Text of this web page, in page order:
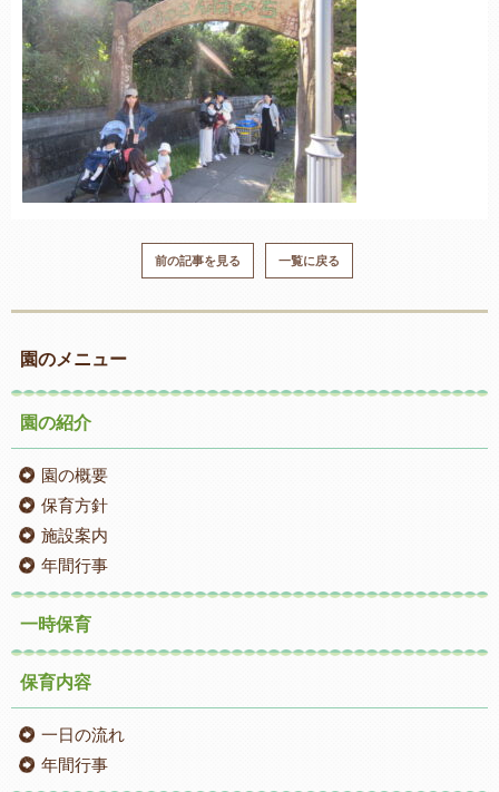
前の記事を見る 一覧に戻る
園のメニュー
園の紹介
園の概要
保育方針
施設案内
年間行事
一時保育
保育内容
一日の流れ
年間行事